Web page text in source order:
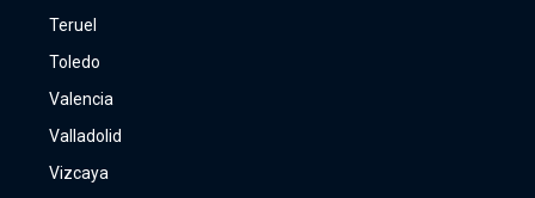
Teruel
Toledo
Valencia
Valladolid
Vizcaya